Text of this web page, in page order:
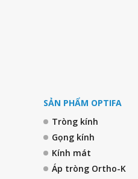
SẢN PHẨM OPTIFA
Tròng kính
Gọng kính
Kính mát
Áp tròng Ortho-K